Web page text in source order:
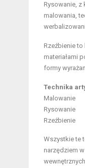
Rysowanie,
malowania,
Rzeźbienie
materiałami
formy
Technika
Malowanie
Rysowanie
Rzeźbienie
Wszystkie te
narzędziem